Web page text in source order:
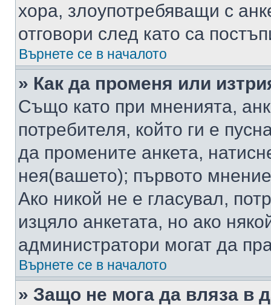
хора, злоупотребяващи с
отговори след като са
Върнете се в началото
» Как да променя или
Също като при мненията,
потребителя, който ги е
да промените анкета,
нея(вашето); първото
Ако никой не е гласувал,
изцяло анкетата, но ако
администратори могат да
Върнете се в началото
» Защо не мога да вляза в